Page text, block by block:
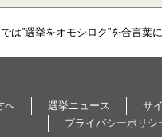
は”選挙をオモシロク”を合言
へ 選挙ニュース サ
プライバシーポリシ